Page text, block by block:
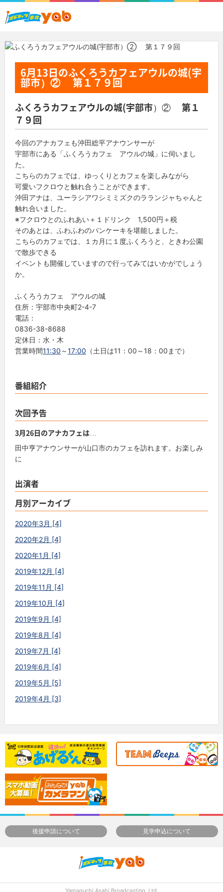
6月13日のふくろうカフェアウルの城(宇
部市）② 第１７９回
ふくろうカフェアウルの城(宇部市）② 第１
７９回
今回のアナカフェも沖田総平アナウンサーが
宇部市にある「ふくろうカフェ アウルの城」に伺いまし
た。
こちらのカフェでは、ゆっくりとカフェを楽しみながら
可愛いフクロウと触れ合うことができます。
沖田アナは、ユーラシアワシミミズクのラランジャちゃんと
触れ合いました。
※フクロウとのふれあい＋１ドリンク 1,500円＋税
そのあとは、ふわふわのパンケーキを堪能しました。
こちらのカフェでは、１カ月に１度ふくろうと、ときわ公園
で散歩できる
イベントも開催していますので行ってみてはいかがでしょう
か。
ふくろうカフェ アウルの城
住所：宇部市中央町2-4-7
電話：
0836-38-8688
定休日：水・木
営業時間11:30 ～17:00 （土日は11：00～18：00まで）
番組紹介
次回予告
3月26日のアナカフェは…
田中亨アナウンサーが山口市のカフェを訪れます。お楽しみ
に
出演者
月別アーカイブ
2020年3月 [4]
2020年2月 [4]
2020年1月 [4]
2019年12月 [4]
2019年11月 [4]
2019年10月 [4]
2019年9月 [4]
2019年8月 [4]
2019年7月 [4]
2019年6月 [4]
2019年5月 [5]
2019年4月 [3]
後援申請について 見学申込について
Yamaguchi Asahi Broadcasting.,Ltd.